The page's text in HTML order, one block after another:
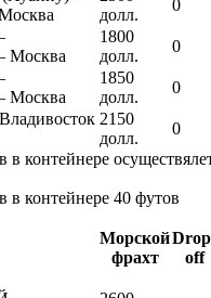
долл.
0
Москва
1800
долл.
0
Москва
1850
долл.
0
2150
долл.
0
в контейнере
в контейнере 40 футов
Морской
фрахт
off